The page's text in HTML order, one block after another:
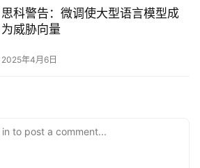
思科警告：微调使大型语言模型成
为威胁向量‌
2025年4月6日
to post a comment...